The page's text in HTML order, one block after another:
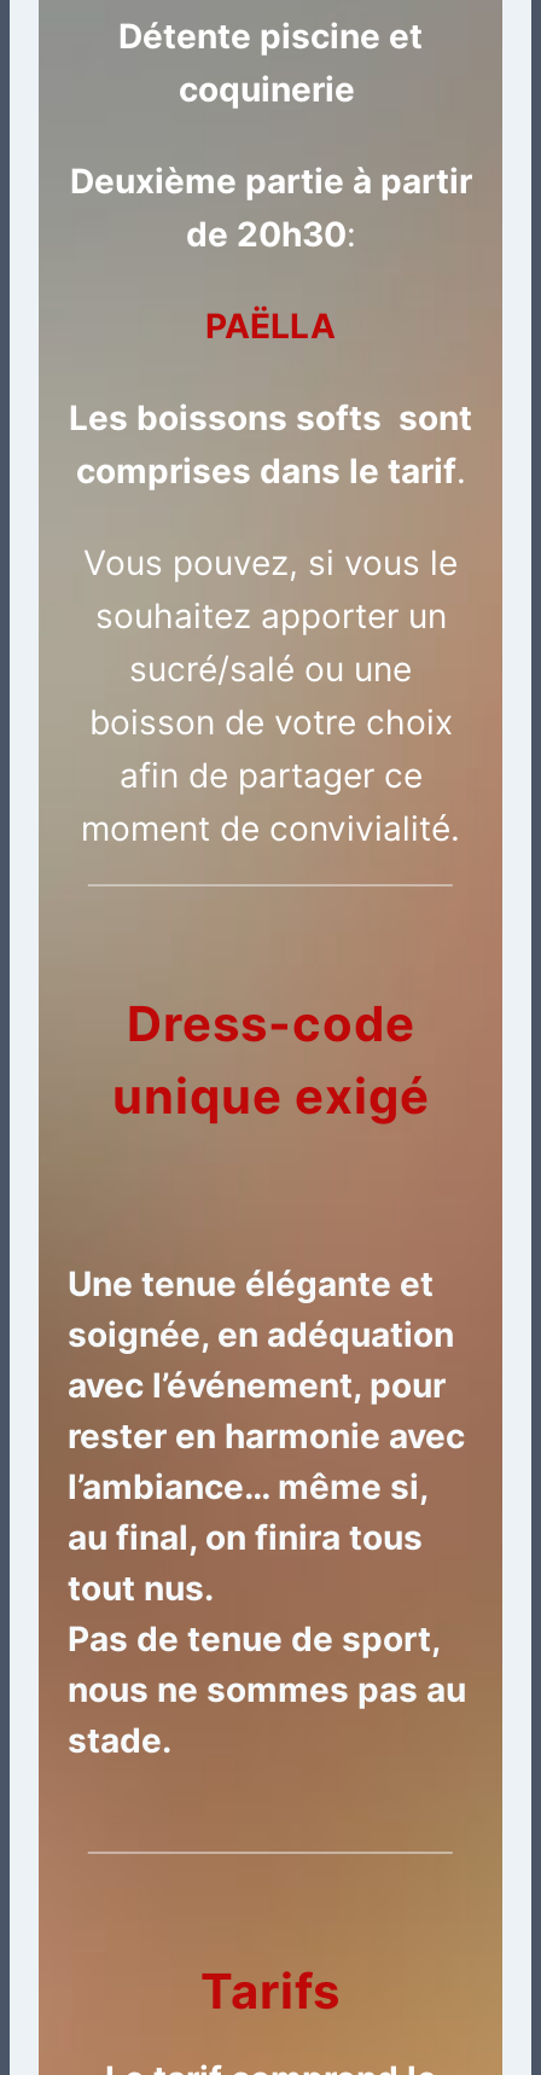
Détente piscine et
coquinerie
Deuxième partie à partir
de 20h30:
PAËLLA
Les boissons softs sont
comprises dans le tarif.
Vous pouvez, si vous le
souhaitez apporter un
sucré/salé ou une
boisson de votre choix
afin de partager ce
moment de convivialité.
Dress-code
unique exigé
Une tenue élégante et
soignée, en adéquation
avec l’événement, pour
rester en harmonie avec
l’ambiance… même si,
au final, on finira tous
tout nus.
Pas de tenue de sport,
nous ne sommes pas au
stade.
Tarifs